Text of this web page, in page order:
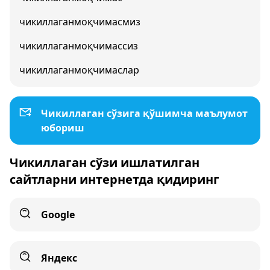
чикиллаганмоқчимасмиз
чикиллаганмоқчимассиз
чикиллаганмоқчимаслар
Чикиллаган сўзига қўшимча маълумот
юбориш
Чикиллаган сўзи ишлатилган
сайтларни интернетда қидиринг
Google
Яндекс